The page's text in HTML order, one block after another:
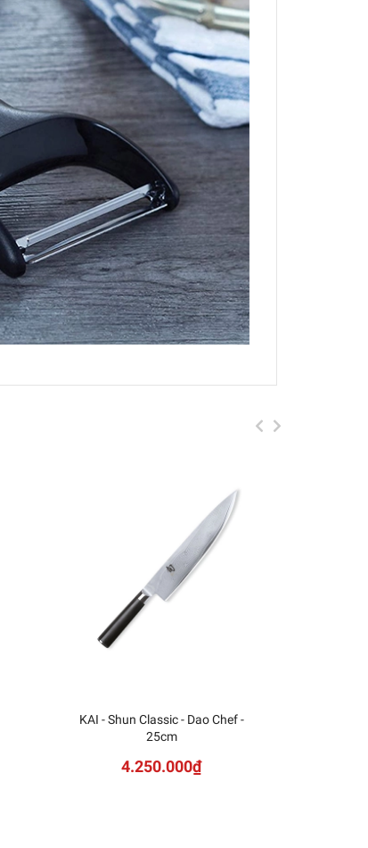
KAI - Shun Classic - Dao Chef -
25cm
4.250.000₫